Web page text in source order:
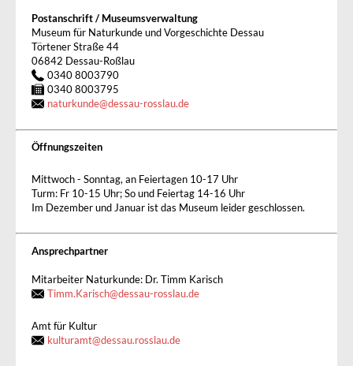
Postanschrift / Museumsverwaltung
Museum für Naturkunde und Vorgeschichte Dessau
Törtener Straße 44
06842 Dessau-Roßlau
0340 8003790
0340 8003795
naturkunde@dessau-rosslau.de
Öffnungszeiten
Mittwoch - Sonntag, an Feiertagen 10-17 Uhr
Turm: Fr 10-15 Uhr; So und Feiertag 14-16 Uhr
Im Dezember und Januar ist das Museum leider geschlossen.
Ansprechpartner
Mitarbeiter Naturkunde: Dr. Timm Karisch
Timm.Karisch@dessau-rosslau.de
Amt für Kultur
kulturamt@dessau.rosslau.de